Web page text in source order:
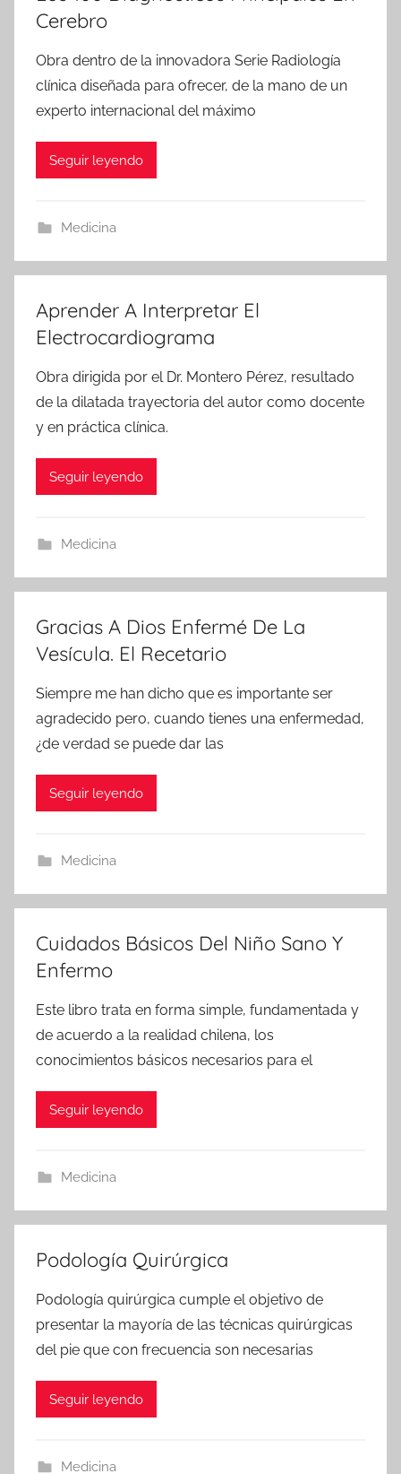
Cerebro
Obra dentro de la innovadora Serie Radiología
clínica diseñada para ofrecer, de la mano de un
experto internacional del máximo
Seguir leyendo
Medicina
Aprender A Interpretar El
Electrocardiograma
Obra dirigida por el Dr. Montero Pérez, resultado
de la dilatada trayectoria del autor como docente
y en práctica clínica.
Seguir leyendo
Medicina
Gracias A Dios Enfermé De La
Vesícula. El Recetario
Siempre me han dicho que es importante ser
agradecido pero, cuando tienes una enfermedad,
¿de verdad se puede dar las
Seguir leyendo
Medicina
Cuidados Básicos Del Niño Sano Y
Enfermo
Este libro trata en forma simple, fundamentada y
de acuerdo a la realidad chilena, los
conocimientos básicos necesarios para el
Seguir leyendo
Medicina
Podología Quirúrgica
Podología quirúrgica cumple el objetivo de
presentar la mayoría de las técnicas quirúrgicas
del pie que con frecuencia son necesarias
Seguir leyendo
Medicina